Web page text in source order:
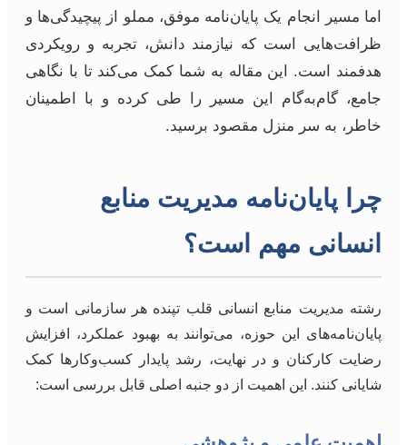
اما مسیر انجام یک پایان‌نامه موفق، مملو از پیچیدگی‌ها و
ظرافت‌هایی است که نیازمند دانش، تجربه و رویکردی
هدفمند است. این مقاله به شما کمک می‌کند تا با نگاهی
جامع، گام‌به‌گام این مسیر را طی کرده و با اطمینان
خاطر، به سر منزل مقصود برسید.
چرا پایان‌نامه مدیریت منابع
انسانی مهم است؟
رشته مدیریت منابع انسانی قلب تپنده هر سازمانی است و
پایان‌نامه‌های این حوزه، می‌توانند به بهبود عملکرد، افزایش
رضایت کارکنان و در نهایت، رشد پایدار کسب‌وکارها کمک
شایانی کنند. این اهمیت از دو جنبه اصلی قابل بررسی است: